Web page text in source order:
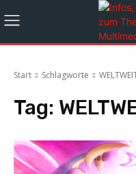
Start Schlagworte
Tag: